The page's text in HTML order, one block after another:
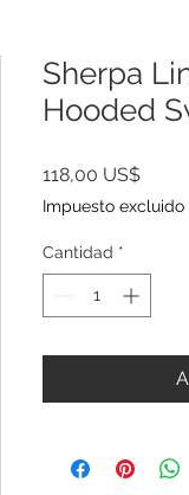
Sherpa
Hooded
118,00 US$Precio
Impuesto excluido
Cantidad *